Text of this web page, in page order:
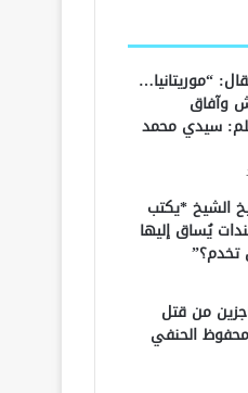
“موريتانيا…
وآفاق
سيدي محمد
الشيخ *يكتب
يُساق إليها
من قتل
الحنفي